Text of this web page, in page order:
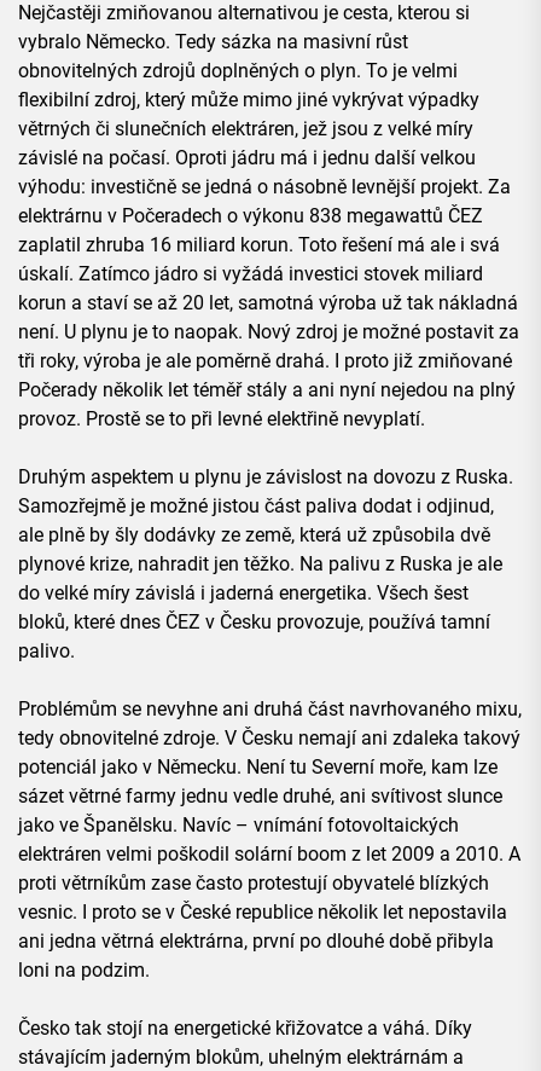
Nejčastěji zmiňovanou alternativou je cesta, kterou si
vybralo Německo. Tedy sázka na masivní růst
obnovitelných zdrojů doplněných o plyn. To je velmi
flexibilní zdroj, který může mimo jiné vykrývat výpadky
větrných či slunečních elektráren, jež jsou z velké míry
závislé na počasí. Oproti jádru má i jednu další velkou
výhodu: investičně se jedná o násobně levnější projekt. Za
elektrárnu v Počeradech o výkonu 838 megawattů ČEZ
zaplatil zhruba 16 miliard korun. Toto řešení má ale i svá
úskalí. Zatímco jádro si vyžádá investici stovek miliard
korun a staví se až 20 let, samotná výroba už tak nákladná
není. U plynu je to naopak. Nový zdroj je možné postavit za
tři roky, výroba je ale poměrně drahá. I proto již zmiňované
Počerady několik let téměř stály a ani nyní nejedou na plný
provoz. Prostě se to při levné elektřině nevyplatí.
Druhým aspektem u plynu je závislost na dovozu z Ruska.
Samozřejmě je možné jistou část paliva dodat i odjinud,
ale plně by šly dodávky ze země, která už způsobila dvě
plynové krize, nahradit jen těžko. Na palivu z Ruska je ale
do velké míry závislá i jaderná energetika. Všech šest
bloků, které dnes ČEZ v Česku provozuje, používá tamní
palivo.
Problémům se nevyhne ani druhá část navrhovaného mixu,
tedy obnovitelné zdroje. V Česku nemají ani zdaleka takový
potenciál jako v Německu. Není tu Severní moře, kam lze
sázet větrné farmy jednu vedle druhé, ani svítivost slunce
jako ve Španělsku. Navíc – vnímání fotovoltaických
elektráren velmi poškodil solární boom z let 2009 a 2010. A
proti větrníkům zase často protestují obyvatelé blízkých
vesnic. I proto se v České republice několik let nepostavila
ani jedna větrná elektrárna, první po dlouhé době přibyla
loni na podzim.
Česko tak stojí na energetické křižovatce a váhá. Díky
stávajícím jaderným blokům, uhelným elektrárnám a